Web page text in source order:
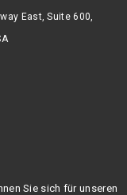
East, Suite 600,
Sie sich für unseren